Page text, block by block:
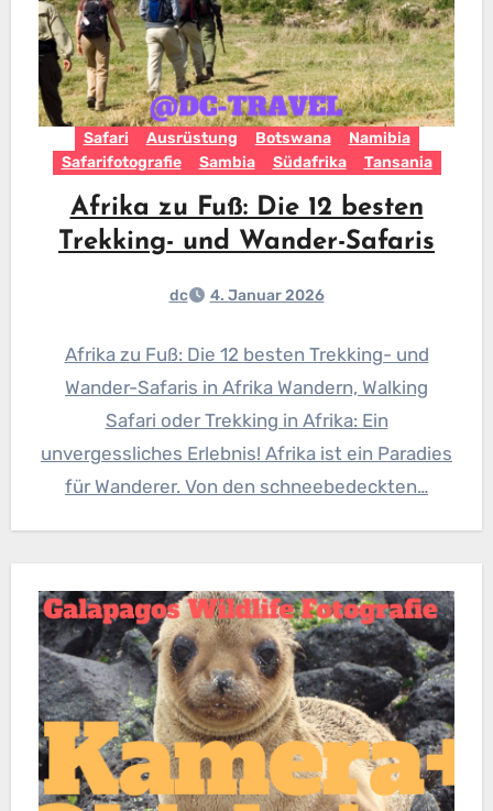
Safari Ausrüstung Botswana
Namibia
Safarifotografie
Sambia Südafrika Tansania
Afrika zu Fuß: Die 12 besten
Trekking- und Wander-Safaris
dc 4. Januar 2026
Afrika zu Fuß: Die 12 besten Trekking- und
Wander-Safaris in Afrika Wandern, Walking
Safari oder Trekking in Afrika: Ein
unvergessliches Erlebnis! Afrika ist ein Paradies
für Wanderer. Von den schneebedeckten…